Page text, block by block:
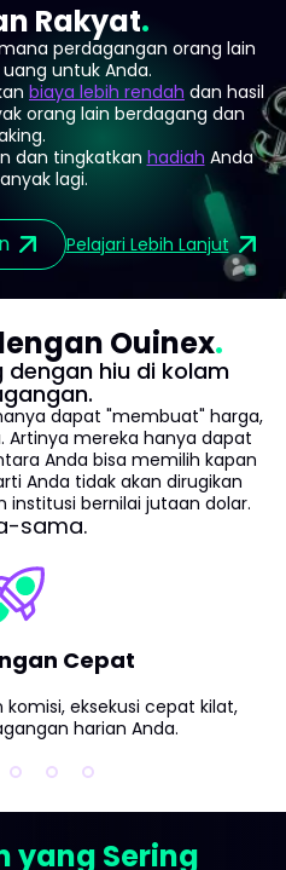
Rakyat
perdagangan orang lain
untuk Anda.
biaya lebih rendah dan hasil
orang lain berdagang dan
dan tingkatkan hadiah Anda
lagi.
Pelajari Lebih Lanjut
about refer
Ouinex
dengan hiu di kolam
dapat "membuat" harga,
Artinya mereka hanya dapat
Anda bisa memilih kapan
Anda tidak akan dirugikan
institusi bernilai jutaan dolar.
sama.
Cepat
eksekusi cepat kilat,
harian Anda.
yang Sering